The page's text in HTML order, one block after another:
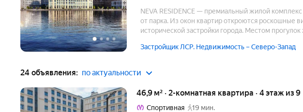
NEVA RESIDENCE — премиальный жилой
от парка. Из окон квартир откроются роскошные
исторической застройки города. Местом
форм. Внутренняя территория комплекса
Застройщик ЛСР. Недвижимость – Северо-Запад
24 объявления: по актуальности
46,9 м² · 2-комнатная квартира · 4 этаж из 9
Спортивная
19 мин.